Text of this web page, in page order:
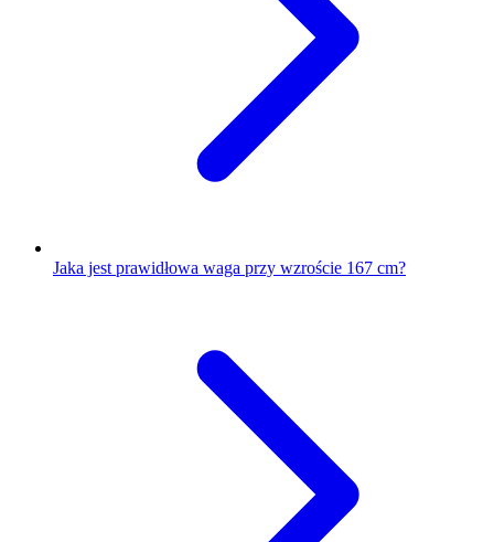
Jaka jest prawidłowa waga przy wzroście 167 cm?